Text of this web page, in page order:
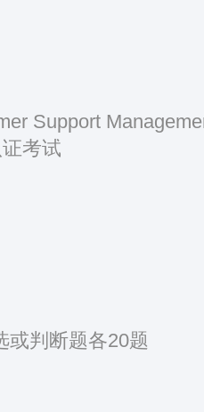
Support
考试
或判断题各20题